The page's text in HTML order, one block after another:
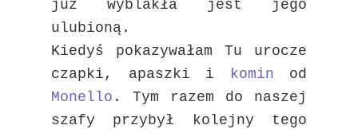
już wyblakła jest jego
ulubioną.
Kiedyś pokazywałam Tu urocze
czapki, apaszki i
komin od
Monello . Tym razem do naszej
szafy przybył kolejny tego